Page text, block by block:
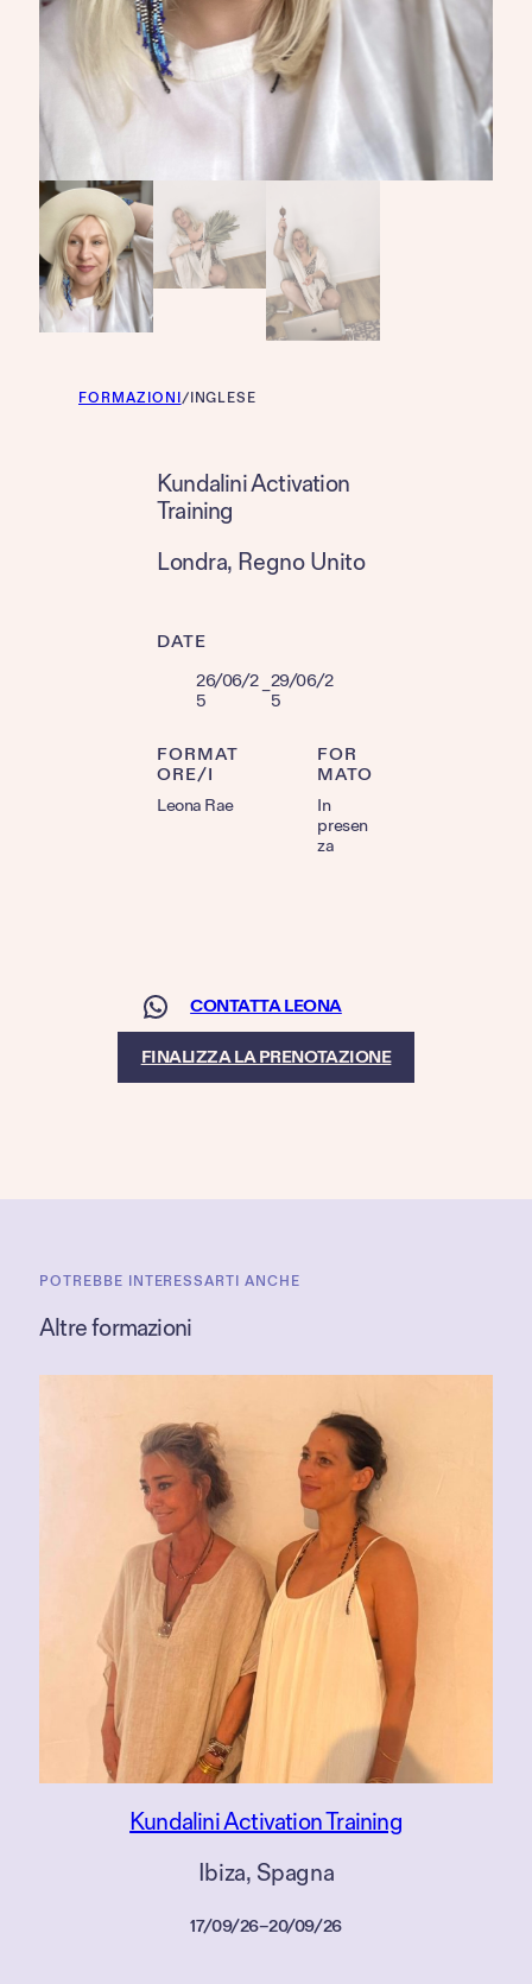
FORMAZIONI/INGLESE
Kundalini Activation
Training
Londra, Regno Unito
DATE
26/06/2
5
–29/06/2
5
FORMAT
ORE/I
Leona Rae
FOR
MATO
In
presen
za
CONTATTA LEONA
FINALIZZA LA PRENOTAZIONE
POTREBBE INTERESSARTI ANCHE
Altre formazioni
Kundalini Activation Training
Ibiza, Spagna
17/09/26–20/09/26